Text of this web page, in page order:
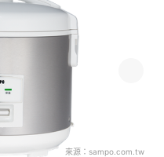
來源： sampo.com.tw